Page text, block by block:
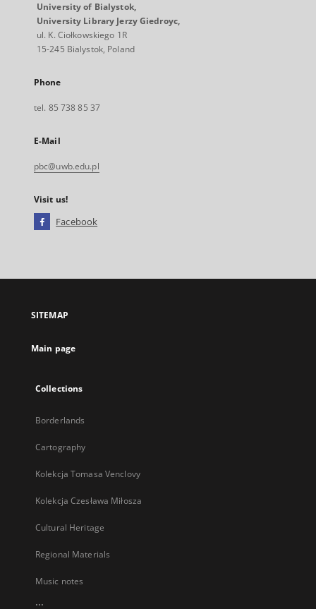
University of Bialystok,
University Library Jerzy Giedroyc,
ul. K. Ciołkowskiego 1R
15-245 Bialystok, Poland
Phone
tel. 85 738 85 37
E-Mail
pbc@uwb.edu.pl
Visit us!
Facebook
open
new
SITEMAP
Main page
Collections
Borderlands
Cartography
Kolekcja Tomasa Venclovy
Kolekcja Czesława Miłosza
Cultural Heritage
Regional Materials
Music notes
...